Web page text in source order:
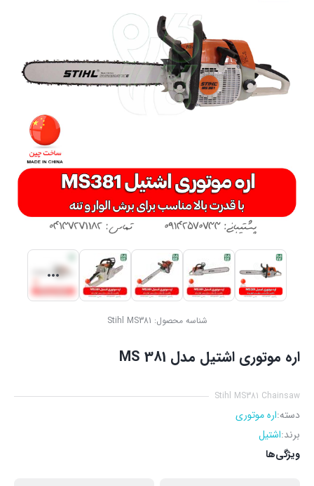
شناسه محصول: Stihl MS381
اره موتوری اشتیل مدل MS 381
Stihl MS381 Chainsaw
دسته: اره موتوری
برند: اشتیل
ویژگی‌ها